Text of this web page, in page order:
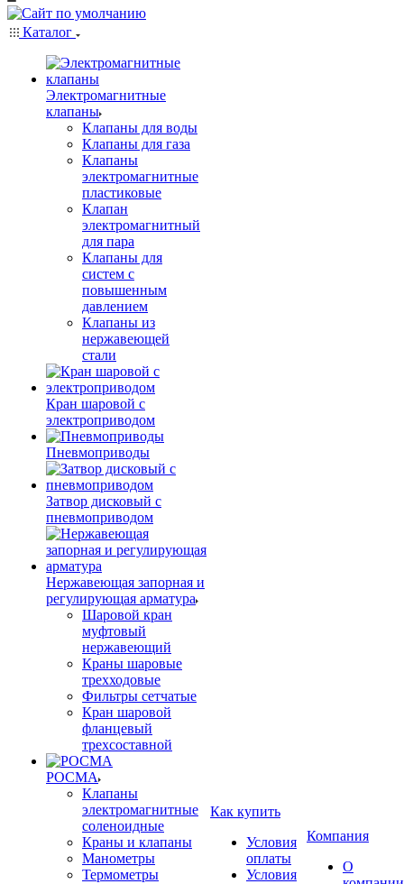
Каталог
Электромагнитные
клапаны
Клапаны для воды
Клапаны для газа
Клапаны
электромагнитные
пластиковые
Клапан
электромагнитный
для пара
Клапаны для
систем с
повышенным
давлением
Клапаны из
нержавеющей
стали
Кран шаровой с
электроприводом
Пневмоприводы
Затвор дисковый с
пневмоприводом
Нержавеющая запорная и
регулирующая арматура
Шаровой кран
муфтовый
нержавеющий
Краны шаровые
трехходовые
Фильтры сетчатые
Кран шаровой
фланцевый
трехсоставной
РОСМА
Клапаны
электромагнитные
соленоидные
Краны и клапаны
Манометры
Термометры
Как купить
Условия
оплаты
Условия
Компания
О